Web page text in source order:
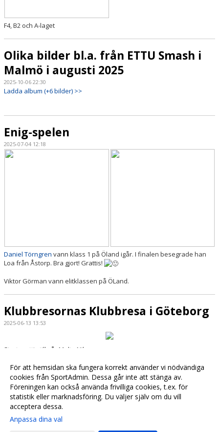
F4, B2 och A-laget
Olika bilder bl.a. från ETTU Smash i
Malmö i augusti 2025
2025-10-06 22:30
Ladda album (+6 bilder) >>
Enig-spelen
2025-07-04 12:18
Daniel Törngren vann klass 1 på Öland igår. I finalen besegrade han
Loa från Åstorp. Bra gjort! Grattis!
Viktor Görman vann elitklassen på ÖLand.
Klubbresornas Klubbresa i Göteborg
2025-06-13 13:53
Stort grattis till vår Malte Nilsson.
Malte segrade i klass 1700 p i Klubbresornas Klubbresa i Göteborg
Fler nyheter >>
För att hemsidan ska fungera korrekt använder vi nödvändiga
cookies från SportAdmin. Dessa går inte att stänga av.
Föreningen kan också använda frivilliga cookies, t.ex. för
statistik eller marknadsföring. Du väljer själv om du vill
acceptera dessa.
Anpassa dina val